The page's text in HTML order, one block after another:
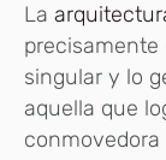
La
singular y lo
aquella que